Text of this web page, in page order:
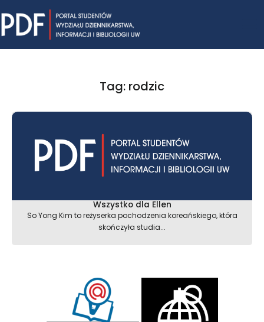
to
content
Tag: rodzic
Wszystko dla Ellen
So Yong Kim to reżyserka pochodzenia koreańskiego, która
skończyła studia...